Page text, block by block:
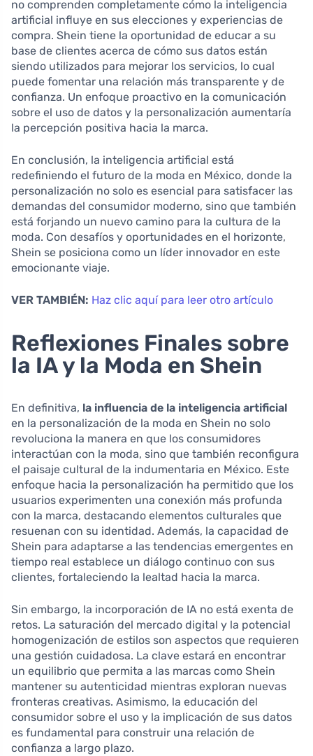
no comprenden completamente cómo la inteligencia
artificial influye en sus elecciones y experiencias de
compra. Shein tiene la oportunidad de educar a su
base de clientes acerca de cómo sus datos están
siendo utilizados para mejorar los servicios, lo cual
puede fomentar una relación más transparente y de
confianza. Un enfoque proactivo en la comunicación
sobre el uso de datos y la personalización aumentaría
la percepción positiva hacia la marca.
En conclusión, la inteligencia artificial está
redefiniendo el futuro de la moda en México, donde la
personalización no solo es esencial para satisfacer las
demandas del consumidor moderno, sino que también
está forjando un nuevo camino para la cultura de la
moda. Con desafíos y oportunidades en el horizonte,
Shein se posiciona como un líder innovador en este
emocionante viaje.
VER TAMBIÉN: Haz clic aquí para leer otro artículo
Reflexiones Finales sobre
la IA y la Moda en Shein
En definitiva, la influencia de la inteligencia artificial
en la personalización de la moda en Shein no solo
revoluciona la manera en que los consumidores
interactúan con la moda, sino que también reconfigura
el paisaje cultural de la indumentaria en México. Este
enfoque hacia la personalización ha permitido que los
usuarios experimenten una conexión más profunda
con la marca, destacando elementos culturales que
resuenan con su identidad. Además, la capacidad de
Shein para adaptarse a las tendencias emergentes en
tiempo real establece un diálogo continuo con sus
clientes, fortaleciendo la lealtad hacia la marca.
Sin embargo, la incorporación de IA no está exenta de
retos. La saturación del mercado digital y la potencial
homogenización de estilos son aspectos que requieren
una gestión cuidadosa. La clave estará en encontrar
un equilibrio que permita a las marcas como Shein
mantener su autenticidad mientras exploran nuevas
fronteras creativas. Asimismo, la educación del
consumidor sobre el uso y la implicación de sus datos
es fundamental para construir una relación de
confianza a largo plazo.